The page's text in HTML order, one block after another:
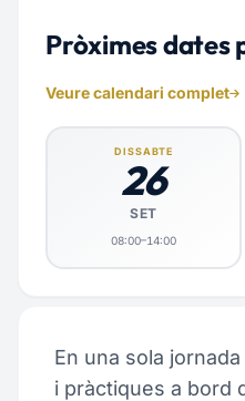
Pròximes dates
Veure calendari complet
DISSABTE
26
SET
08:00–14:00
En una sola
i pràctiques a bord